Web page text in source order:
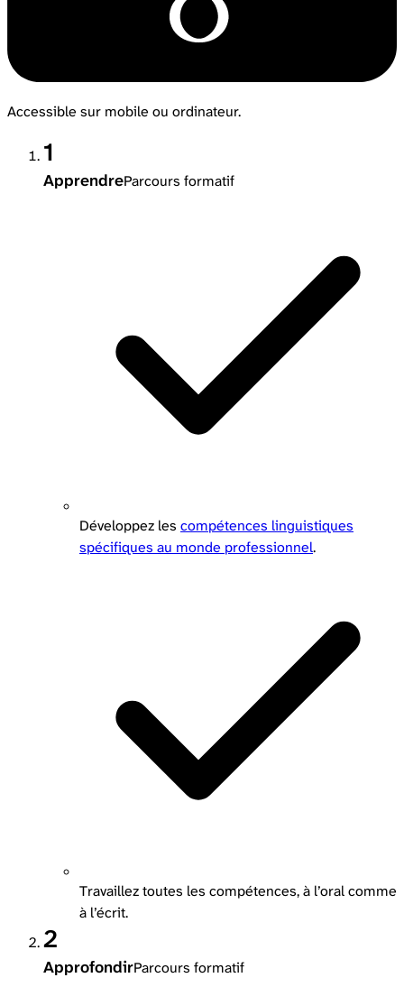
Accessible sur mobile ou ordinateur.
1
ApprendreParcours formatif
Développez les compétences linguistiques
spécifiques au monde professionnel.
Travaillez toutes les compétences, à l’oral comme
à l’écrit.
2
ApprofondirParcours formatif